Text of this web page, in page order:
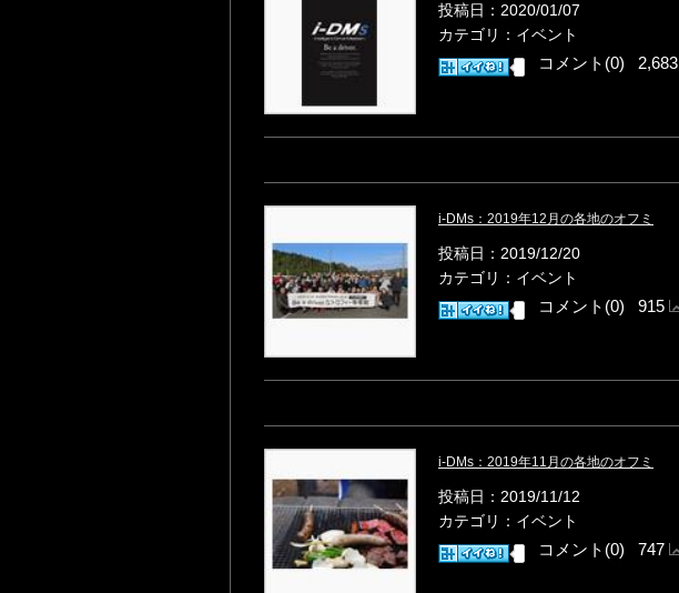
投稿日：2020/01/07
カテゴリ：イベント
コメント(0) 2,683
i-DMs：2019年12月の各地のオフミ
投稿日：2019/12/20
カテゴリ：イベント
コメント(0) 915
i-DMs：2019年11月の各地のオフミ
投稿日：2019/11/12
カテゴリ：イベント
コメント(0) 747